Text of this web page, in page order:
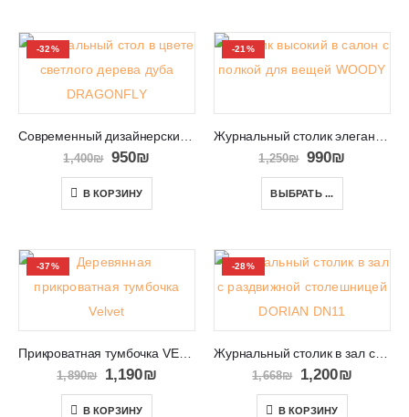
-32%
1,400₪ 950₪
В КОРЗИНУ
-21%
1,250₪ 990₪
ВЫБРАТЬ ...
-37%
Прикроватная тумбочка VELVET 79
1,890₪ 1,190₪
В КОРЗИНУ
-28%
Журнальный столик в зал с раздвижной столешницей DORIAN DN11
1,668₪ 1,200₪
В КОРЗИНУ